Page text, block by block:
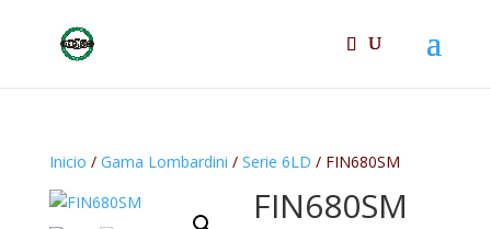
Inicio / Gama Lombardini / Serie 6LD / FIN680SM
FIN680SM